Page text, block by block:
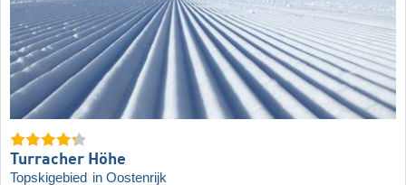
Turracher Höhe
Topskigebied in Oostenrijk